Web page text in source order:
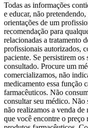
Todas as informações
e educar, não
orientações de um
recomendação para
relacionadas a tratamento
profissionais autorizados,
paciente. Se persistirem
consultado. Procure um
comercializamos, não
medicamento essa função
farmacêuticos. Não
consultar seu médico. Não
não realizamos a venda de
que você encontre o preço